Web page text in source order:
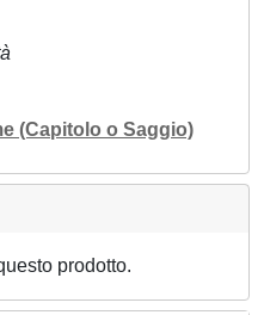
(Capitolo o Saggio)
prodotto.